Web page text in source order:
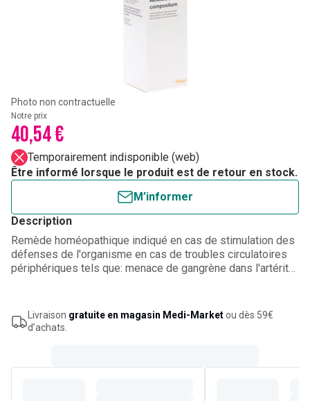
Photo non contractuelle
Notre prix
40,54 €
Temporairement indisponible (web)
Être informé lorsque le produit est de retour en stock.
M’informer
Description
Remède homéopathique indiqué en cas de stimulation des
défenses de l'organisme en cas de troubles circulatoires
périphériques tels que: menace de gangrène dans l'artérite
cholestérolémie, dysménorrhée, surdité labyrinthique,
troubles de la circulation post-embolies, lymphatisme,
Livraison gratuite en magasin Medi-Marketou dès 59€
d’achats.